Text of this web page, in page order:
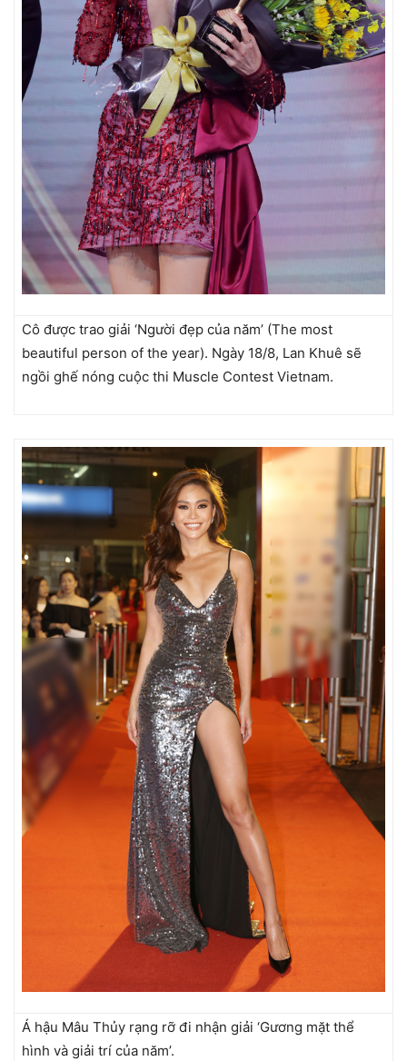
Cô được trao giải ‘Người đẹp của năm’ (The most
beautiful person of the year). Ngày 18/8, Lan Khuê sẽ
ngồi ghế nóng cuộc thi Muscle Contest Vietnam.
Á hậu Mâu Thủy rạng rỡ đi nhận giải ‘Gương mặt thể
hình và giải trí của năm’.